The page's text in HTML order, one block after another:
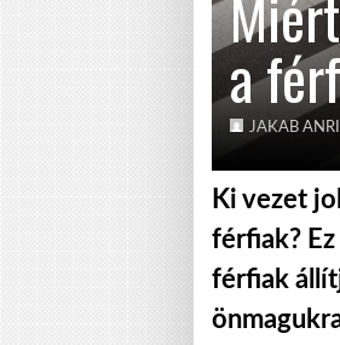
a
JAKAB
Ki vezet
férfiak?
férfiak